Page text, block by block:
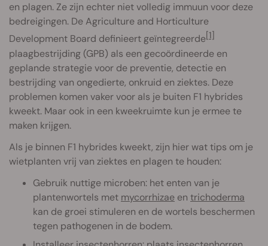
en plagen. Ze zijn echter niet volledig immuun voor deze
bedreigingen. De Agriculture and Horticulture
Development Board definieert geïntegreerde[1]
plaagbestrijding (GPB) als een gecoördineerde en
geplande strategie voor de preventie, detectie en
bestrijding van ongedierte, onkruid en ziektes. Deze
problemen komen vaker voor als je buiten F1 hybrides
kweekt. Maar ook in een kweekruimte kun je ermee te
maken krijgen.
Als je binnen F1 hybrides kweekt, zijn hier wat tips om je
wietplanten vrij van ziektes en plagen te houden:
Gebruik nuttige microben: het enten van je
plantenwortels met mycorrhizae en trichoderma
kan de groei stimuleren en de wortels beschermen
tegen pathogenen in de bodem.